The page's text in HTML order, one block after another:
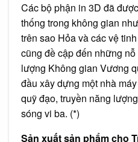
Các bộ phận in 3D đã
thống trong không gian
trên sao Hỏa và các vệ
cũng đề cập đến những
lượng Không gian Vương
đầu xây dựng một nhà
quỹ đạo, truyền năng
sóng vi ba. (*)
Sản xuất sản phẩm cho